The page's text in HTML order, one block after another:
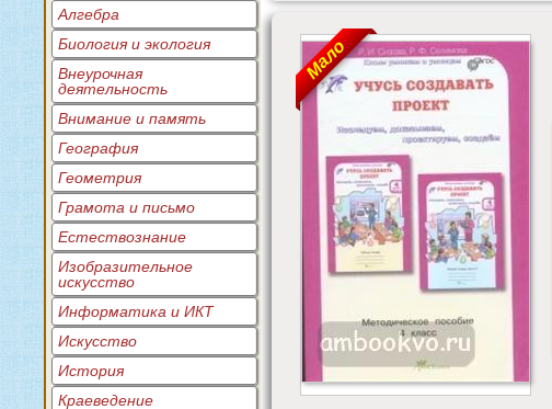
Алгебра
Биология и экология
Внеурочная
деятельность
Внимание и память
География
Геометрия
Грамота и письмо
Естествознание
Изобразительное
искусство
Информатика и ИКТ
Искусство
История
Краеведение
Мало